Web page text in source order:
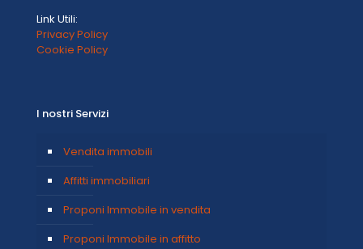
Link Utili:
Privacy Policy
Cookie Policy
I nostri Servizi
Vendita immobili
Affitti immobiliari
Proponi Immobile in vendita
Proponi Immobile in affitto